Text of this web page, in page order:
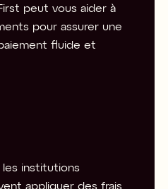
peut vous aider à
pour assurer une
fluide et
les institutions
appliquer des frais